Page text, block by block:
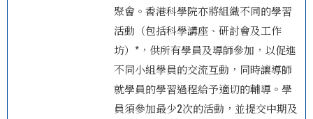
聚會。香港科學院亦將組織不同的學習
活動（包括科學講座、研討會及工作
坊）*，供所有學員及導師參加，以促進
不同小組學員的交流互動，同時讓導師
就學員的學習過程給予適切的輔導。學
員須參加最少2次的活動，並提交中期及